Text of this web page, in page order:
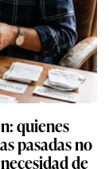
quienes
pasadas no
de